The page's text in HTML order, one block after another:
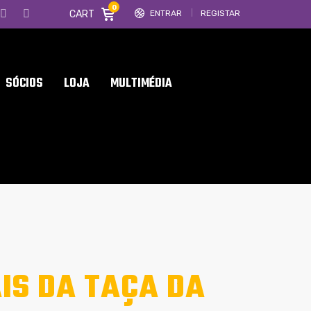
ENTRAR REGISTAR
CART
0
SÓCIOS LOJA MULTIMÉDIA
DA TAÇA DA